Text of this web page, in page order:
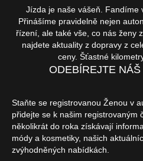
Jízda je naše vášeň. Fandíme
Přinášíme pravidelně nejen
řízení, ale také vše, co nás ženy
najdete aktuality z dopravy z
ceny. Šťastné
ODEBÍREJTE
Staňte se registrovanou Ženou v
přidejte se k našim registrovaným
několikrát do roka získávají
módy a kosmetiky, našich
zvýhodněných nabídkách.